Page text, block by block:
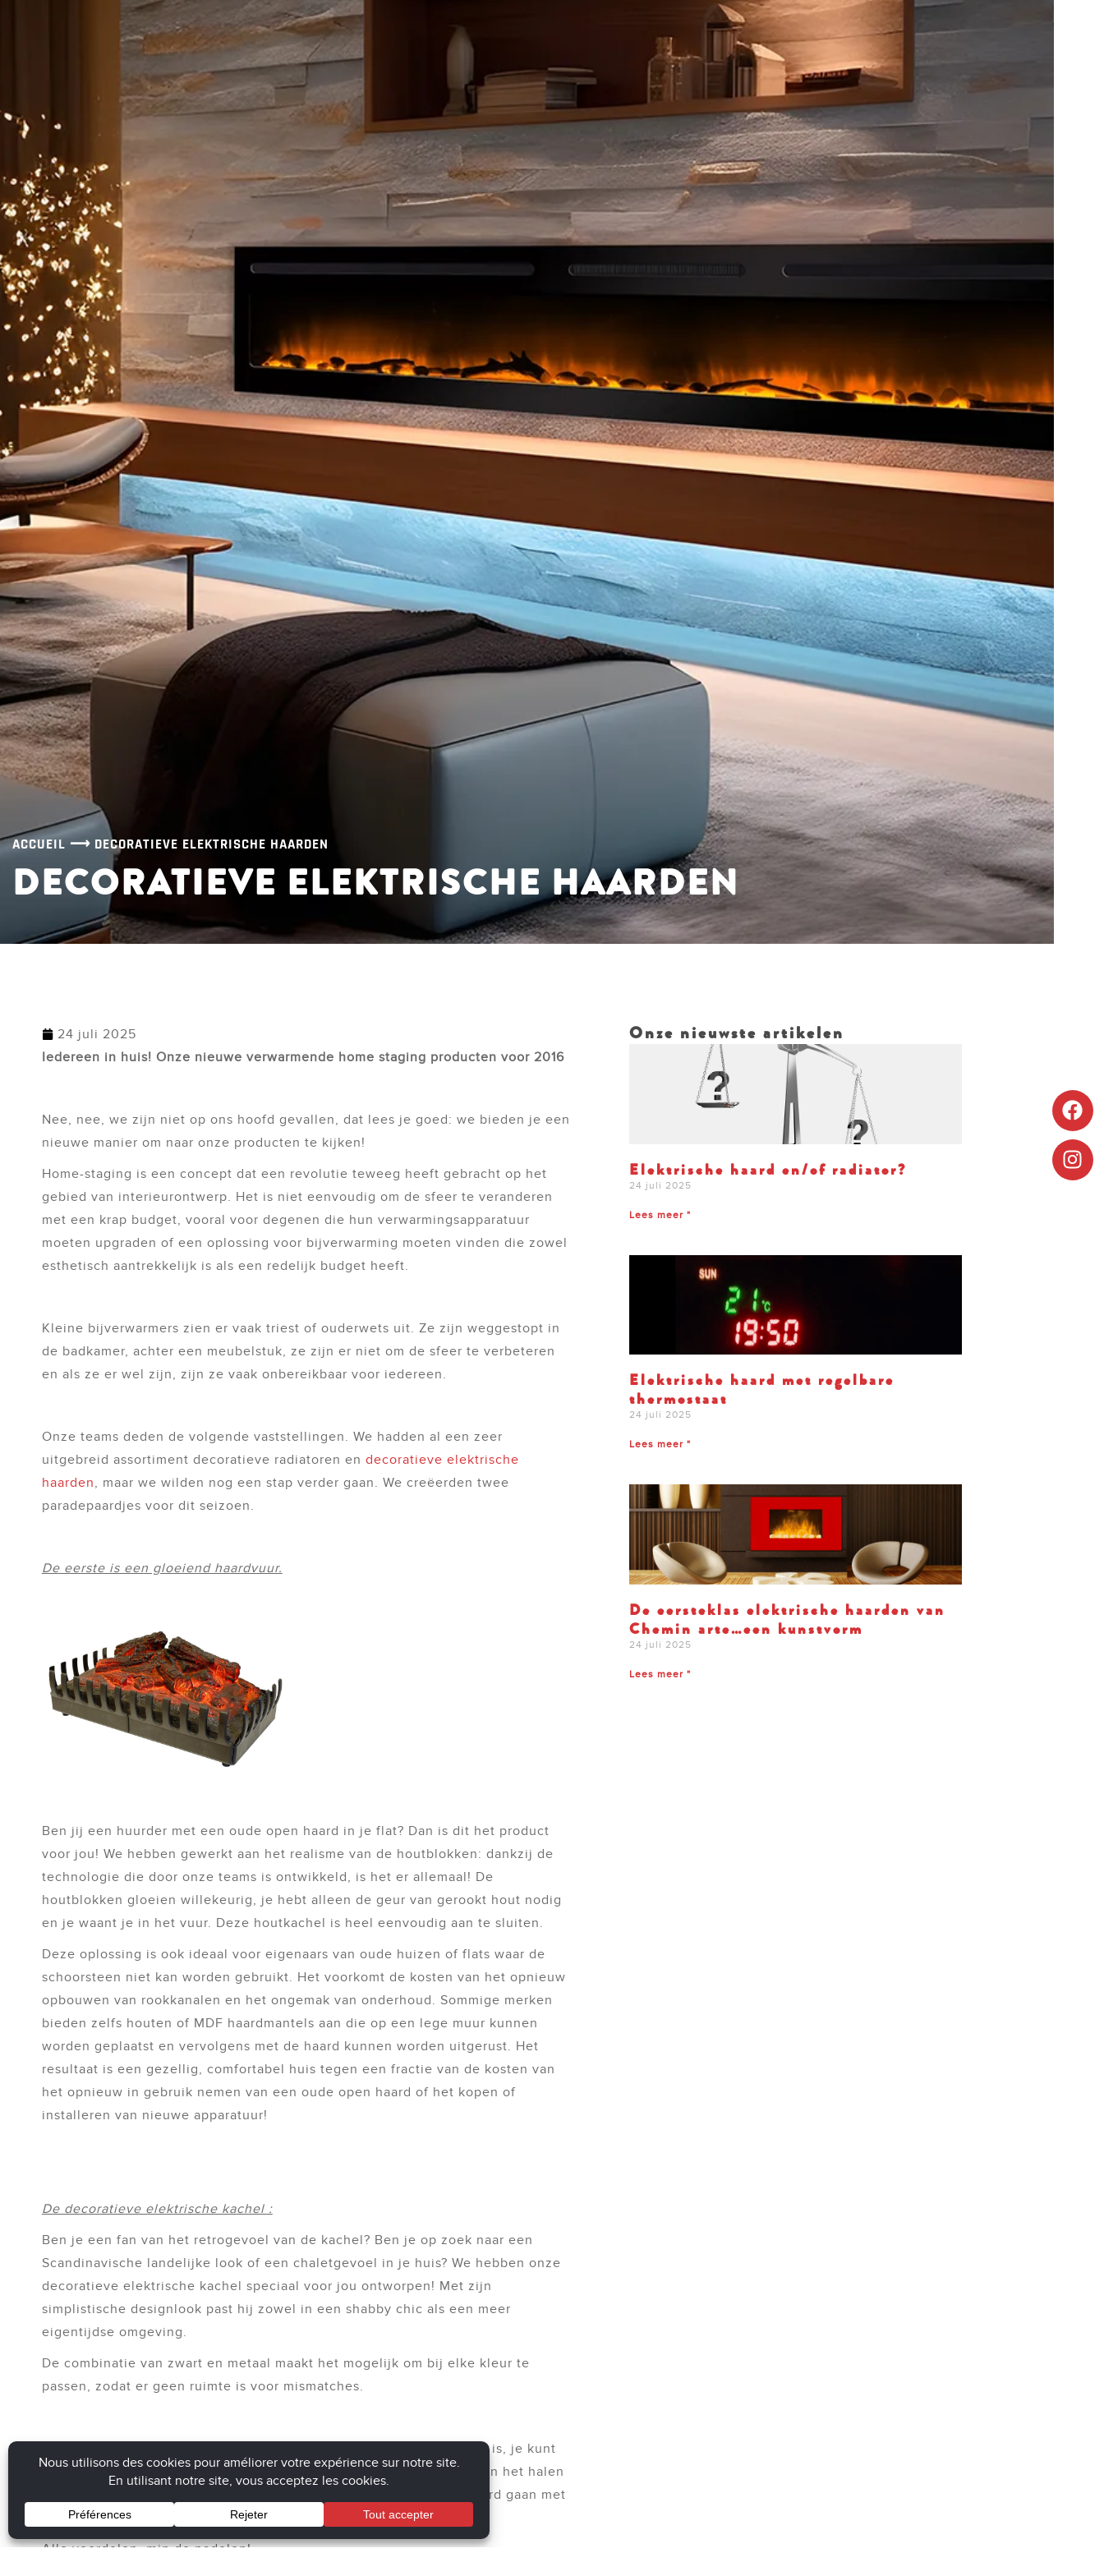
Elektrische
Inbouwhaard
Ontdek
Wandhaard
Ontdek Ontdek
ACCUEIL ⟶ DECORATIEVE ELEKTRISCHE HAARDEN
DECORATIEVE ELEKTRISCHE HAARDEN
24 juli 2025
Iedereen in huis! Onze nieuwe verwarmende home staging producten voor 2016
Nee, nee, we zijn niet op ons hoofd gevallen, dat lees je goed: we bieden je een
nieuwe manier om naar onze producten te kijken!
Home-staging is een concept dat een revolutie teweeg heeft gebracht op het
gebied van interieurontwerp. Het is niet eenvoudig om de sfeer te veranderen
met een krap budget, vooral voor degenen die hun verwarmingsapparatuur
moeten upgraden of een oplossing voor bijverwarming moeten vinden die zowel
esthetisch aantrekkelijk is als een redelijk budget heeft.
Kleine bijverwarmers zien er vaak triest of ouderwets uit. Ze zijn weggestopt in
de badkamer, achter een meubelstuk, ze zijn er niet om de sfeer te verbeteren
en als ze er wel zijn, zijn ze vaak onbereikbaar voor iedereen.
Onze teams deden de volgende vaststellingen. We hadden al een zeer
uitgebreid assortiment decoratieve radiatoren en decoratieve elektrische
haarden, maar we wilden nog een stap verder gaan. We creëerden twee
paradepaardjes voor dit seizoen.
De eerste is een gloeiend haardvuur.
Ben jij een huurder met een oude open haard in je flat? Dan is dit het product
voor jou! We hebben gewerkt aan het realisme van de houtblokken: dankzij de
technologie die door onze teams is ontwikkeld, is het er allemaal! De
houtblokken gloeien willekeurig, je hebt alleen de geur van gerookt hout nodig
en je waant je in het vuur. Deze houtkachel is heel eenvoudig aan te sluiten.
Deze oplossing is ook ideaal voor eigenaars van oude huizen of flats waar de
schoorsteen niet kan worden gebruikt. Het voorkomt de kosten van het opnieuw
opbouwen van rookkanalen en het ongemak van onderhoud. Sommige merken
bieden zelfs houten of MDF haardmantels aan die op een lege muur kunnen
worden geplaatst en vervolgens met de haard kunnen worden uitgerust. Het
resultaat is een gezellig, comfortabel huis tegen een fractie van de kosten van
het opnieuw in gebruik nemen van een oude open haard of het kopen of
installeren van nieuwe apparatuur!
De decoratieve elektrische kachel :
Ben je een fan van het retrogevoel van de kachel? Ben je op zoek naar een
Scandinavische landelijke look of een chaletgevoel in je huis? We hebben onze
decoratieve elektrische kachel speciaal voor jou ontworpen! Met zijn
simplistische designlook past hij zowel in een shabby chic als een meer
eigentijdse omgeving.
De combinatie van zwart en metaal maakt het mogelijk om bij elke kleur te
passen, zodat er geen ruimte is voor mismatches.
En laten we duidelijk zijn: of het nu onze open haard of onze kachel is, je kunt
genieten van een warme en vrolijke sfeer op hout, zonder de klus van het halen
van een houtblok, zonder stof en as, en zonder de risico’s die gepaard gaan met
het vuur.
Alle voordelen, min de nadelen!
Onze nieuwste artikelen
Elektrische haard en/of radiator?
24 juli 2025
Lees meer "
Elektrische haard met regelbare
thermostaat
24 juli 2025
Lees meer "
De eersteklas elektrische haarden van
Chemin arte…een kunstvorm
24 juli 2025
Lees meer "